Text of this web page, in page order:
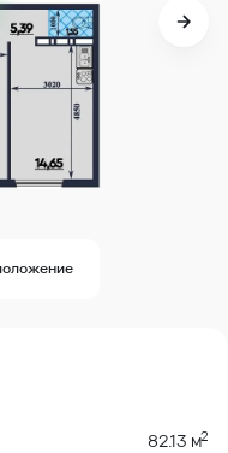
82.13 м2